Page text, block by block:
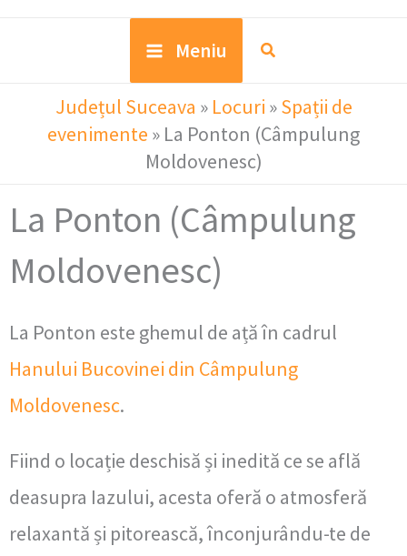
Meniu
Județul Suceava » Locuri »Spații de
evenimente » La Ponton (Câmpulung
Moldovenesc)
La Ponton (Câmpulung
Moldovenesc)
La Ponton este ghemul de ață în cadrul
Hanului Bucovinei din Câmpulung
Moldovenesc.
Fiind o locație deschisă și inedită ce se află
deasupra Iazului, acesta oferă o atmosferă
relaxantă și pitorească, înconjurându-te de